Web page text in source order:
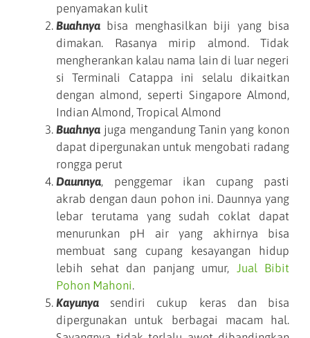
penyamakan kulit
Buahnya bisa menghasilkan biji yang bisa
dimakan. Rasanya mirip almond. Tidak
mengherankan kalau nama lain di luar negeri
si Terminali Catappa ini selalu dikaitkan
dengan almond, seperti Singapore Almond,
Indian Almond, Tropical Almond
Buahnya juga mengandung Tanin yang konon
dapat dipergunakan untuk mengobati radang
rongga perut
Daunnya, penggemar ikan cupang pasti
akrab dengan daun pohon ini. Daunnya yang
lebar terutama yang sudah coklat dapat
menurunkan pH air yang akhirnya bisa
membuat sang cupang kesayangan hidup
lebih sehat dan panjang umur, Jual Bibit
Pohon Mahoni.
Kayunya sendiri cukup keras dan bisa
dipergunakan untuk berbagai macam hal.